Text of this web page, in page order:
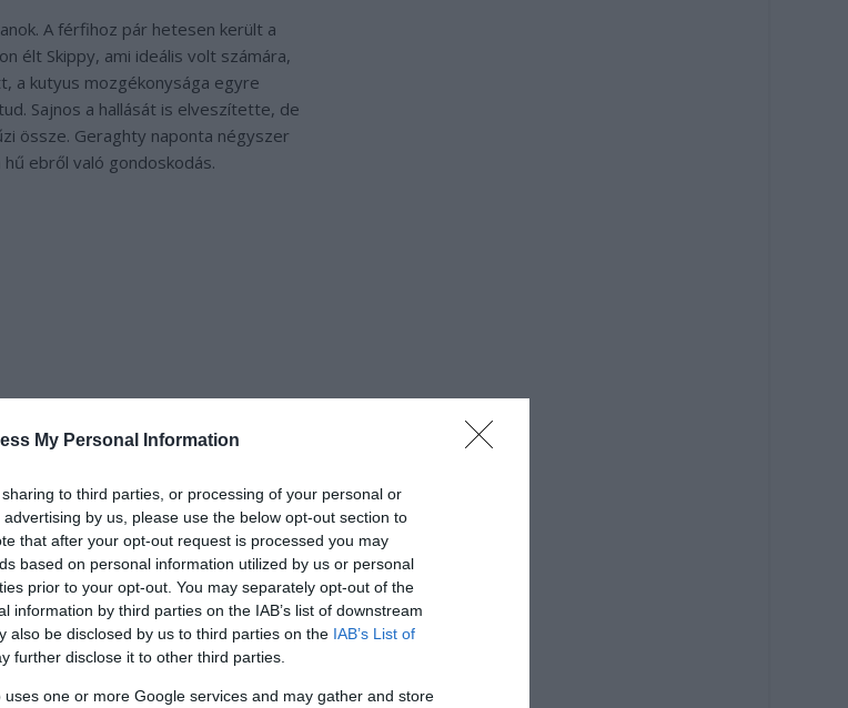
My Personal Information
to third parties, or processing of your personal or
by us, please use the below opt-out section to
that after your opt-out request is processed you may
based on personal information utilized by us or personal
prior to your opt-out. You may separately opt-out of the
information by third parties on the IAB’s list of downstream
also be disclosed by us to third parties on the IAB’s List of
further disclose it to other third parties.
one or more Google services and may gather and store
A férfihoz pár hetesen került a
élt Skippy, ami ideális volt számára,
a kutyus mozgékonysága egyre
Sajnos a hallását is elveszítette, de
össze. Geraghty naponta négyszer
ebről való gondoskodás.